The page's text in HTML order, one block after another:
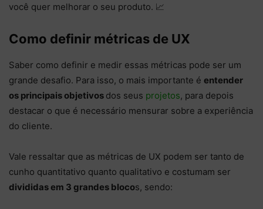
você quer melhorar o seu produto. 📈
Como definir métricas de UX
Saber como definir e medir essas métricas pode ser um
grande desafio. Para isso, o mais importante é entender
os principais objetivos dos seus projetos, para depois
destacar o que é necessário mensurar sobre a experiência
do cliente.
Vale ressaltar que as métricas de UX podem ser tanto de
cunho quantitativo quanto qualitativo e costumam ser
divididas em 3 grandes blocos, sendo: